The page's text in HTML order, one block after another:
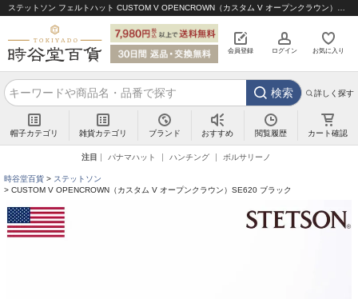
会員登録 ログイン お気に入り
検索 詳しく探す
帽子カテゴリ 雑貨カテゴリ ブランド おすすめ 閲覧履歴 カート確認
注目 パナマハット ハンチング ボルサリーノ
時谷堂百貨
ステットソン
CUSTOM V OPENCROWN（カスタム V オープンクラウン）SE620 ブラック